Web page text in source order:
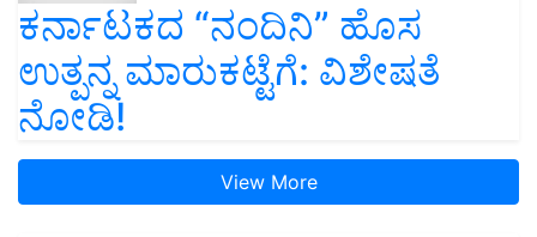
ಕರ್ನಾಟಕದ “ನಂದಿನಿ” ಹೊಸ
ಉತ್ಪನ್ನ ಮಾರುಕಟ್ಟೆಗೆ: ವಿಶೇಷತೆ
ನೋಡಿ!
View More